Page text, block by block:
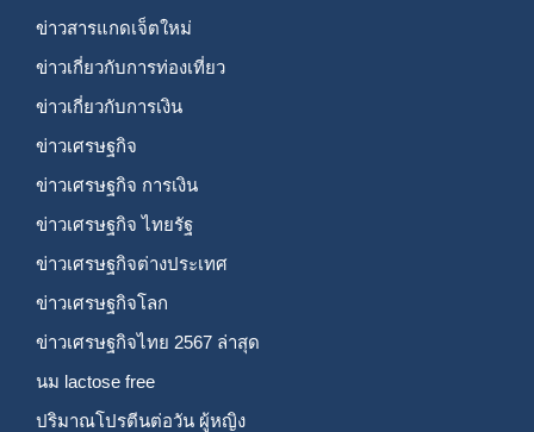
ข่าวสารแกดเจ็ตใหม่
ข่าวเกี่ยวกับการท่องเที่ยว
ข่าวเกี่ยวกับการเงิน
ข่าวเศรษฐกิจ
ข่าวเศรษฐกิจ การเงิน
ข่าวเศรษฐกิจ ไทยรัฐ
ข่าวเศรษฐกิจต่างประเทศ
ข่าวเศรษฐกิจโลก
ข่าวเศรษฐกิจไทย 2567 ล่าสุด
นม lactose free
ปริมาณโปรตีนต่อวัน ผู้หญิง